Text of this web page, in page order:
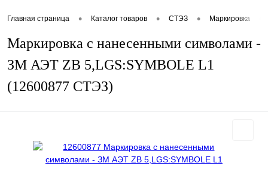
Главная страница • Каталог товаров • СТЭЗ • Маркировка
Маркировка с нанесенными символами -
ЗМ АЭТ ZB 5,LGS:SYMBOLE L1
(12600877 СТЭЗ)